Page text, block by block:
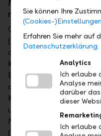
mitbringen?
Grundsätzlich ist eine
(Wirtschafts-
das Kernbankensystem
Komplexität mit sich
Entwicklung aber nicht
auch wichtig, dass
Know-How aneignet,
und effiziente Lösungen
Mitarbeitenden zu
(Wirtschafts-
Sie können Ihre
(Cookies-)Einstellungen
Erfahren Sie mehr auf
Datenschutzerklärung.
Analytics
Ich erlaube
Analyse
darüber
dieser
Ich erlaube